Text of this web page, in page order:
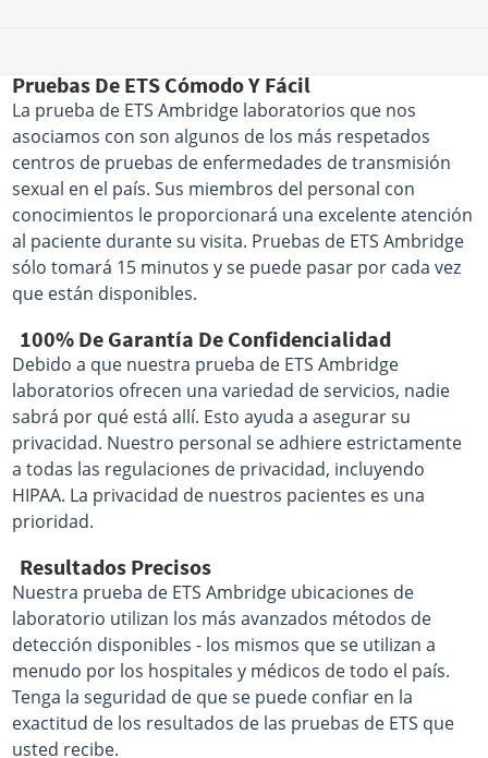
Pruebas De ETS Cómodo Y Fácil
La prueba de ETS Ambridge laboratorios que nos
asociamos con son algunos de los más respetados
centros de pruebas de enfermedades de transmisión
sexual en el país. Sus miembros del personal con
conocimientos le proporcionará una excelente atención
al paciente durante su visita. Pruebas de ETS Ambridge
sólo tomará 15 minutos y se puede pasar por cada vez
que están disponibles.
100% De Garantía De Confidencialidad
Debido a que nuestra prueba de ETS Ambridge
laboratorios ofrecen una variedad de servicios, nadie
sabrá por qué está allí. Esto ayuda a asegurar su
privacidad. Nuestro personal se adhiere estrictamente
a todas las regulaciones de privacidad, incluyendo
HIPAA. La privacidad de nuestros pacientes es una
prioridad.
Resultados Precisos
Nuestra prueba de ETS Ambridge ubicaciones de
laboratorio utilizan los más avanzados métodos de
detección disponibles - los mismos que se utilizan a
menudo por los hospitales y médicos de todo el país.
Tenga la seguridad de que se puede confiar en la
exactitud de los resultados de las pruebas de ETS que
usted recibe.